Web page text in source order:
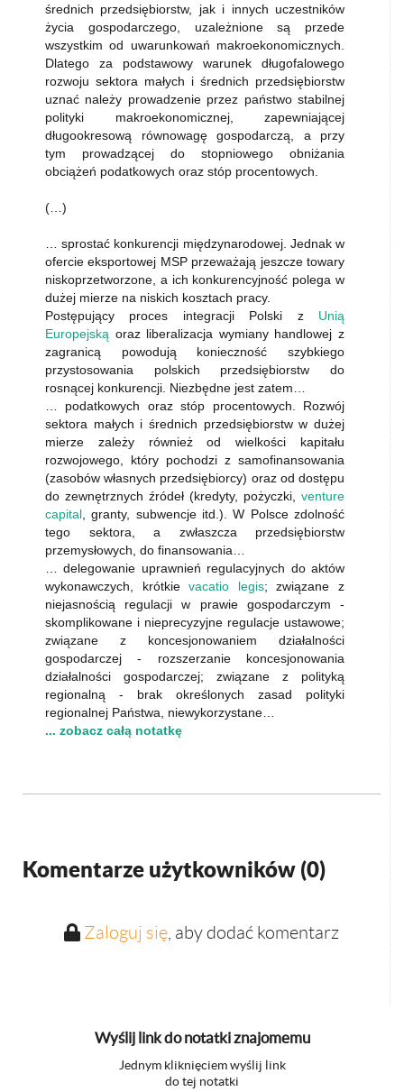
średnich przedsiębiorstw, jak i innych uczestników
życia gospodarczego, uzależnione są przede
wszystkim od uwarunkowań makroekonomicznych.
Dlatego za podstawowy warunek długofalowego
rozwoju sektora małych i średnich przedsiębiorstw
uznać należy prowadzenie przez państwo stabilnej
polityki makroekonomicznej, zapewniającej
długookresową równowagę gospodarczą, a przy
tym prowadzącej do stopniowego obniżania
obciążeń podatkowych oraz stóp procentowych.
(…)
… sprostać konkurencji międzynarodowej. Jednak w
ofercie eksportowej MSP przeważają jeszcze towary
niskoprzetworzone, a ich konkurencyjność polega w
dużej mierze na niskich kosztach pracy.
Postępujący proces integracji Polski z Unią
Europejską oraz liberalizacja wymiany handlowej z
zagranicą powodują konieczność szybkiego
przystosowania polskich przedsiębiorstw do
rosnącej konkurencji. Niezbędne jest zatem…
… podatkowych oraz stóp procentowych. Rozwój
sektora małych i średnich przedsiębiorstw w dużej
mierze zależy również od wielkości kapitału
rozwojowego, który pochodzi z samofinansowania
(zasobów własnych przedsiębiorcy) oraz od dostępu
do zewnętrznych źródeł (kredyty, pożyczki, venture
capital , granty, subwencje itd.). W Polsce zdolność
tego sektora, a zwłaszcza przedsiębiorstw
przemysłowych, do finansowania…
… delegowanie uprawnień regulacyjnych do aktów
wykonawczych, krótkievacatio legis; związane z
niejasnością regulacji w prawie gospodarczym -
skomplikowane i nieprecyzyjne regulacje ustawowe;
związane z koncesjonowaniem działalności
gospodarczej - rozszerzanie koncesjonowania
działalności gospodarczej; związane z polityką
regionalną - brak określonych zasad polityki
regionalnej Państwa, niewykorzystane…
... zobacz całą notatkę
Komentarze użytkowników (0)
Zaloguj się, aby dodać komentarz
Wyślij link do notatki znajomemu
Jednym kliknięciem wyślij link
do tej notatki